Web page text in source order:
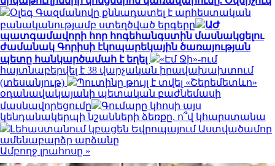
Օլեգ Գազմանովը քննադատել է արհեստական
բանականությամբ ստեղծված երգերը
ԱԺ
պատգամավորի հոր հոգեհանգստին մասնակցելու
ժամանակ Գորիսի էկոպարեկային ծառայության
պետը հանկարծամահ է եղել
«Էմ Ջի»-ում
հայտնաբերվել է 38 վարչական իրավախախտում
(տեսանյութ)
Պուտինը թույլ է տվել «Շերեմետևո»
օդանավակայանի պետական բաժնեմասի
մասնավորեցումը
Գումարը կհոսի այս
կենդանակերպի նշանների ձեռքը. ո՞վ կհարստանա
Լեհաստանում կբացեն Եվրոպայում Աստվածամոր
ամենաբարձր արձանը
Ամբողջ լրահոսը »